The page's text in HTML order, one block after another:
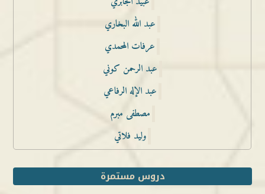
عبد الله البخاري
عرفات المحمدي
عبد الرحمن كوني
عبد الإله الرفاعي
مصطفى مبرم
وليد فلاتي
دروس مستمرة